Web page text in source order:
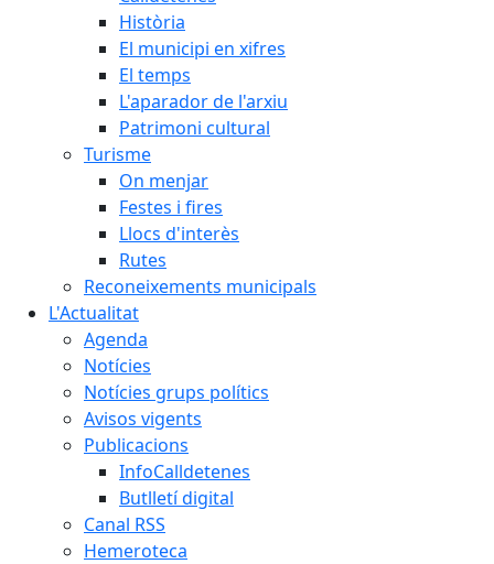
Història
El municipi en xifres
El temps
L'aparador de l'arxiu
Patrimoni cultural
Turisme
On menjar
Festes i fires
Llocs d'interès
Rutes
Reconeixements municipals
L'Actualitat
Agenda
Notícies
Notícies grups polítics
Avisos vigents
Publicacions
InfoCalldetenes
Butlletí digital
Canal RSS
Hemeroteca